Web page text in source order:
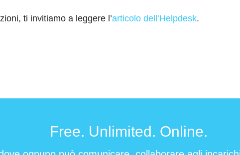
ti invitiamo a leggere l’articolo dell’Helpdesk.
Free. Unlimited. Online.